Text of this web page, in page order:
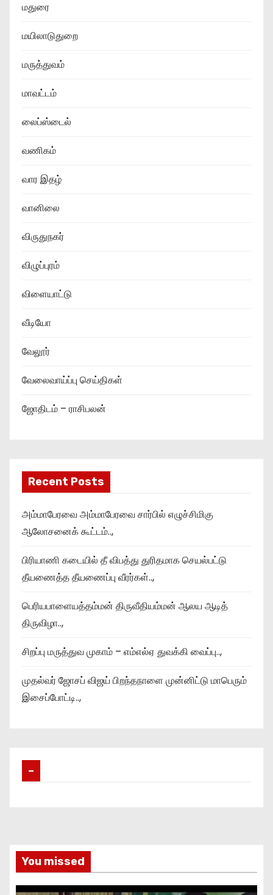
மதுரை
மயிலாடுதுறை
மருத்துவம்
மாவட்டம்
லைப்ஸ்டைல்
வணிகம்
வார இதழ்
வானிலை
விருதுநகர்
விழுப்புரம்
விளையாட்டு
வீடியோ
வேலூர்
வேலைவாய்ப்பு செய்திகள்
ஜோதிடம் – ராசிபலன்
Recent Posts
அம்மாபேரவை அம்மாபேரவை சார்பில் எழுச்சிமிகு
ஆலோசனைக் கூட்டம்..,
பிரியாணி கடையில் தீ விபத்து துரிதமாக செயல்பட்டு
தீயணைத்த தீயணைப்பு வீரர்கள்..,
பெரியபாளையத்தம்மன் திருவீதியம்மன் ஆலய ஆடித்
திருவிழா..,
சிறப்பு மருத்துவ முகாம் – எம்எல்ஏ துவக்கி வைப்பு..,
முதல்வர் ஜோசப் விஜய் பிறந்தநாளை முன்னிட்டு மாபெரும்
இசைப்போட்டி..,
–
You missed